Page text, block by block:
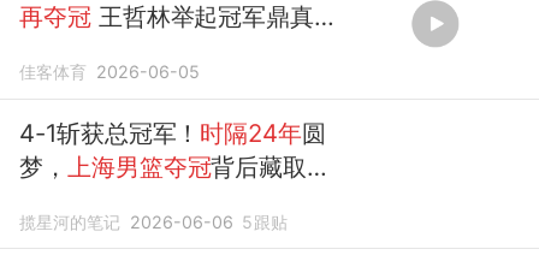
再夺冠 王哲林举起冠军鼎真乐
佳客体育 2026-06-05
4-1斩获总冠军！ 时隔24年圆
梦，上海男篮夺冠背后藏取胜
揽星河的笔记 2026-06-06 5跟贴